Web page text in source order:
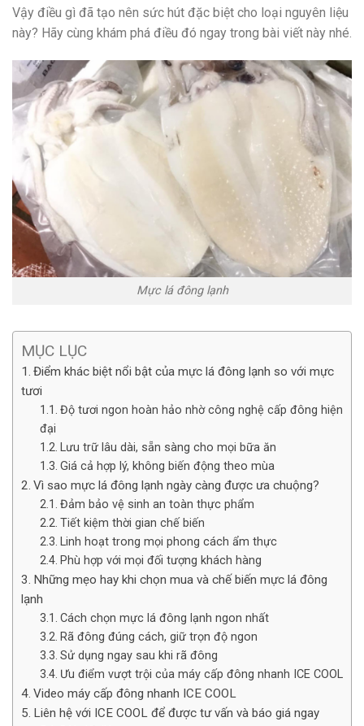
Vậy điều gì đã tạo nên sức hút đặc biệt cho loại nguyên liệu
này? Hãy cùng khám phá điều đó ngay trong bài viết này nhé.
Mực lá đông lạnh
MỤC LỤC
Điểm khác biệt nổi bật của mực lá đông lạnh so với mực
tươi
Độ tươi ngon hoàn hảo nhờ công nghệ cấp đông hiện
đại
Lưu trữ lâu dài, sẵn sàng cho mọi bữa ăn
Giá cả hợp lý, không biến động theo mùa
Vì sao mực lá đông lạnh ngày càng được ưa chuộng?
Đảm bảo vệ sinh an toàn thực phẩm
Tiết kiệm thời gian chế biến
Linh hoạt trong mọi phong cách ẩm thực
Phù hợp với mọi đối tượng khách hàng
Những mẹo hay khi chọn mua và chế biến mực lá đông
lạnh
Cách chọn mực lá đông lạnh ngon nhất
Rã đông đúng cách, giữ trọn độ ngon
Sử dụng ngay sau khi rã đông
Ưu điểm vượt trội của máy cấp đông nhanh ICE COOL
Video máy cấp đông nhanh ICE COOL
Liên hệ với ICE COOL để được tư vấn và báo giá ngay